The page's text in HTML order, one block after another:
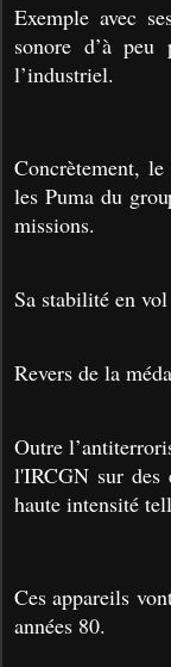
Exemple avec
sonore d’à
l’industriel.
Concrètement,
les Puma du
missions.
Sa stabilité en
Revers de la
Outre
l'IRCGN sur des
haute intensité
Ces appareils
années 80.